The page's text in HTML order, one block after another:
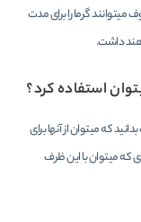
گرما را برای مدت
داشت.
استفاده کرد؟
که میتوان از آنها برای
که میتوان با این ظرف